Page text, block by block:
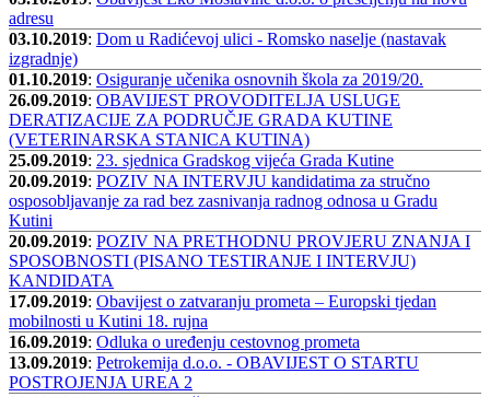
adresu
03.10.2019: Dom u Radićevoj ulici - Romsko naselje (nastavak
izgradnje)
01.10.2019: Osiguranje učenika osnovnih škola za 2019/20.
26.09.2019: OBAVIJEST PROVODITELJA USLUGE
DERATIZACIJE ZA PODRUČJE GRADA KUTINE
(VETERINARSKA STANICA KUTINA)
25.09.2019: 23. sjednica Gradskog vijeća Grada Kutine
20.09.2019: POZIV NA INTERVJU kandidatima za stručno
osposobljavanje za rad bez zasnivanja radnog odnosa u Gradu
Kutini
20.09.2019: POZIV NA PRETHODNU PROVJERU ZNANJA I
SPOSOBNOSTI (PISANO TESTIRANJE I INTERVJU)
KANDIDATA
17.09.2019: Obavijest o zatvaranju prometa – Europski tjedan
mobilnosti u Kutini 18. rujna
16.09.2019: Odluka o uređenju cestovnog prometa
13.09.2019: Petrokemija d.o.o. - OBAVIJEST O STARTU
POSTROJENJA UREA 2